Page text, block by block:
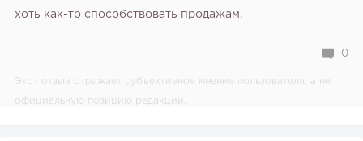
хоть как-то способствовать продажам.
0
Этот отзыв отражает субъективное мнение пользователя, а не
официальную позицию редакции.